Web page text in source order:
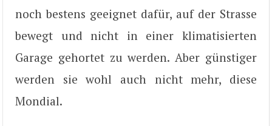
noch bestens geeignet dafür, auf der Strasse
bewegt und nicht in einer klimatisierten
Garage gehortet zu werden. Aber günstiger
werden sie wohl auch nicht mehr, diese
Mondial.